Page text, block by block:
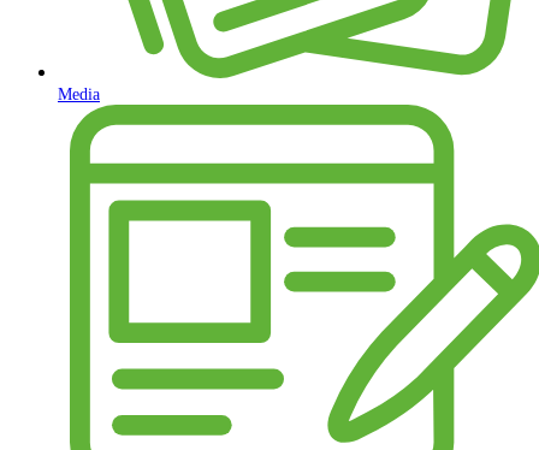
Media